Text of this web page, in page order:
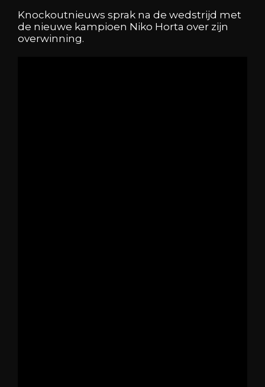
Knockoutnieuws sprak na de wedstrijd met
de nieuwe kampioen Niko Horta over zijn
overwinning.